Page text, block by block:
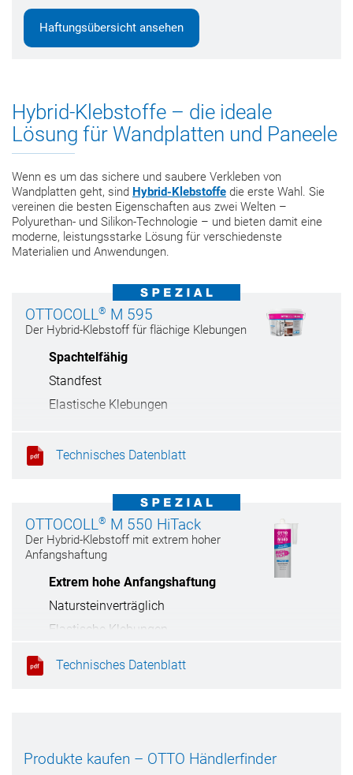
Haftungsübersicht ansehen
Hybrid-Klebstoffe – die ideale
Lösung für Wandplatten und Paneele
Wenn es um das sichere und saubere Verkleben von
Wandplatten geht, sind Hybrid-Klebstoffe die erste Wahl. Sie
vereinen die besten Eigenschaften aus zwei Welten –
Polyurethan- und Silikon-Technologie – und bieten damit eine
moderne, leistungsstarke Lösung für verschiedenste
Materialien und Anwendungen.
OTTOCOLL® M 595
Der Hybrid-Klebstoff für flächige Klebungen
Spachtelfähig
Standfest
Elastische Klebungen
Technisches Datenblatt
OTTOCOLL® M 550 HiTack
Der Hybrid-Klebstoff mit extrem hoher
Anfangshaftung
Extrem hohe Anfangshaftung
Natursteinverträglich
Elastische Klebungen
Technisches Datenblatt
Produkte kaufen – OTTO Händlerfinder